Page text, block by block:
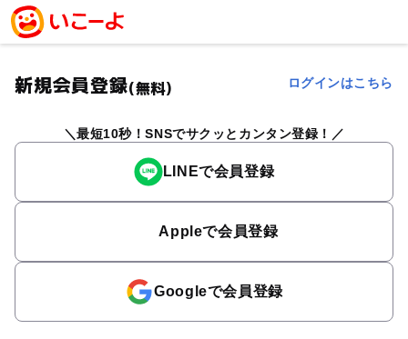
新規会員登録(無料) ログインはこちら
最短10秒！SNSでサクッとカンタン登録！
LINEで会員登録
Appleで会員登録
Googleで会員登録